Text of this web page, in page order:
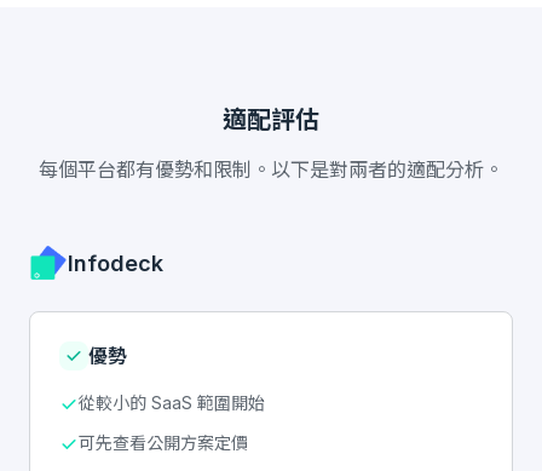
適配評估
每個平台都有優勢和限制。以下是對兩者的適配分析。
Infodeck
優勢
從較小的 SaaS 範圍開始
可先查看公開方案定價